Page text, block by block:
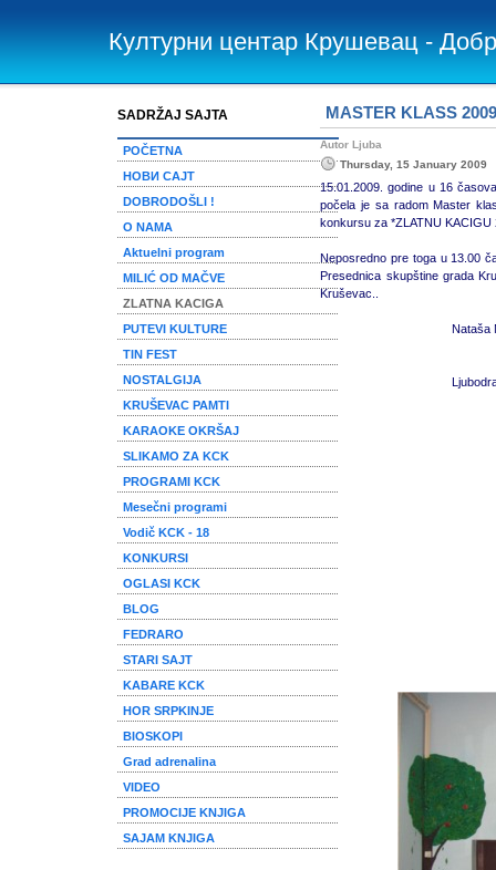
Културни центар Крушевац -
SADRŽAJ SAJTA
POČETNA
НОВИ САЈТ
DOBRODOŠLI !
O NAMA
Aktuelni program
MILIĆ OD MAČVE
ZLATNA KACIGA
PUTEVI KULTURE
TIN FEST
NOSTALGIJA
KRUŠEVAC PAMTI
KARAOKE OKRŠAJ
SLIKAMO ZA KCK
PROGRAMI KCK
Mesečni programi
Vodič KCK - 18
KONKURSI
OGLASI KCK
BLOG
FEDRARO
STARI SAJT
KABARE KCK
HOR SRPKINJE
BIOSKOPI
Grad adrenalina
VIDEO
PROMOCIJE KNJIGA
SAJAM KNJIGA
MASTER KLASS
Autor Ljuba
Thursday, 15 January 2009
15.01.2009. godine u 16
počela je sa radom Master
konkursu za *ZLATNU KACIGU
Neposredno pre toga u 13.00
Presednica skupštine grada
Kruševac..
Nataša